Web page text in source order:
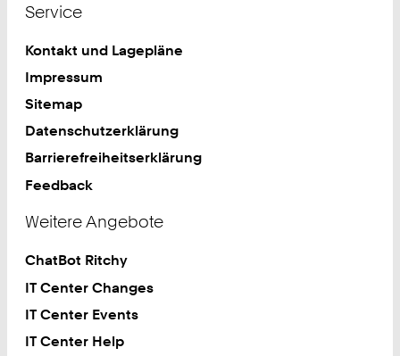
Service
Kontakt und Lagepläne
Impressum
Sitemap
Datenschutzerklärung
Barrierefreiheitserklärung
Feedback
Weitere Angebote
ChatBot Ritchy
IT Center Changes
IT Center Events
IT Center Help